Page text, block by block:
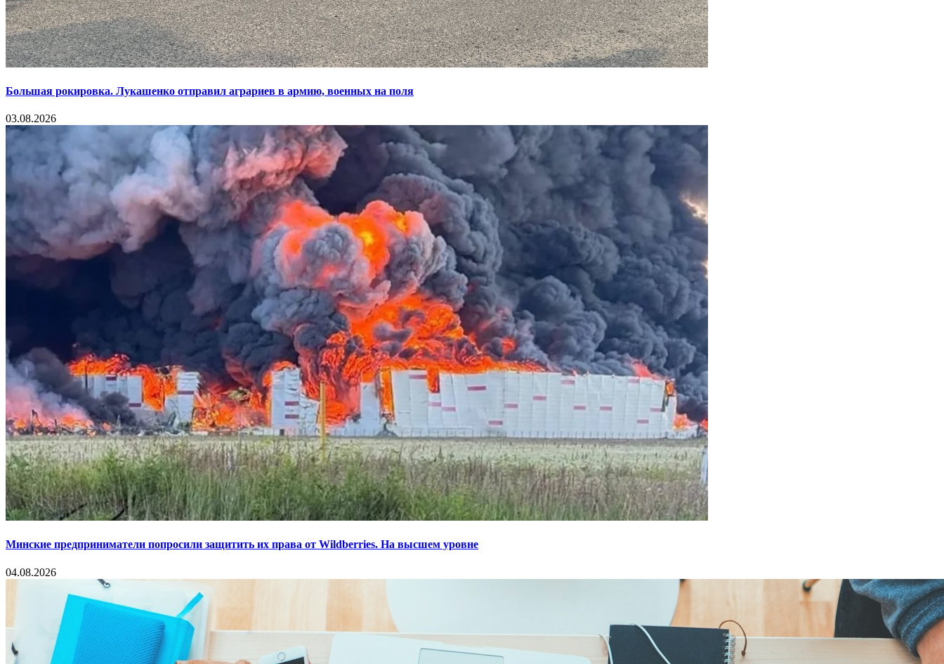
Большая рокировка. Лукашенко отправил аграриев в армию, военных на поля
03.08.2026
Минские предприниматели попросили защитить их права от Wildberries. На высшем уровне
04.08.2026